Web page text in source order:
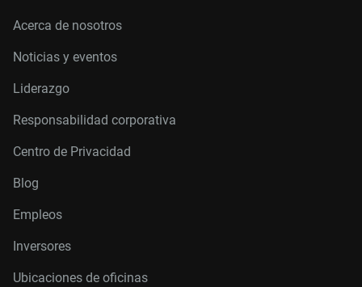
Acerca de nosotros
Noticias y eventos
Liderazgo
Responsabilidad corporativa
Centro de Privacidad
Blog
Empleos
Inversores
Ubicaciones de oficinas